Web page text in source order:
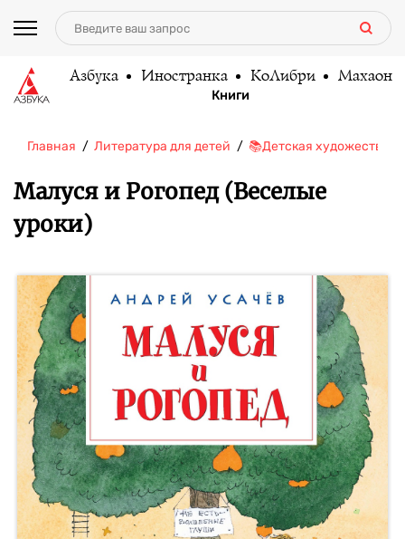
Азбука Иностранка КоЛибри Махаон
Книги
Главная Литература для детей 📚Детская
Малуся и Рогопед (Веселые
уроки)